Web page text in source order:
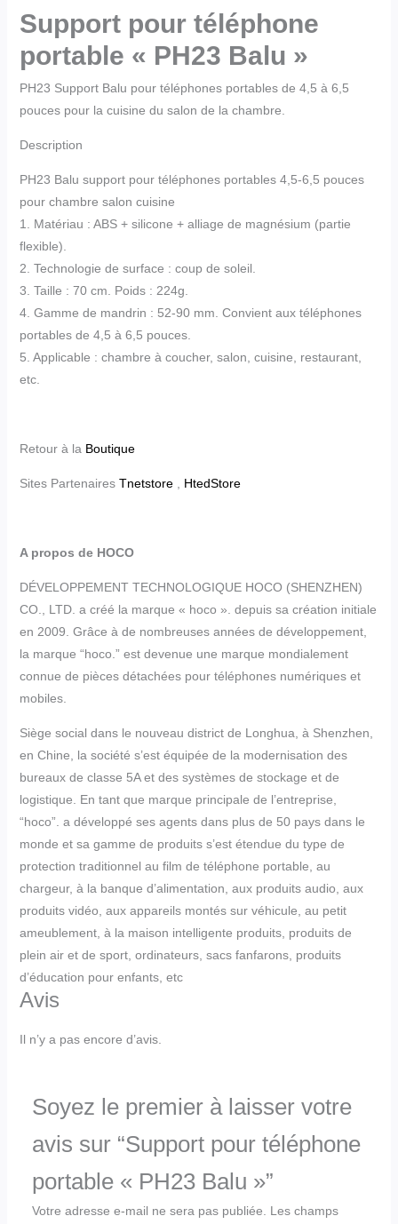
Support pour téléphone
portable « PH23 Balu »
PH23 Support Balu pour téléphones portables de 4,5 à 6,5
pouces pour la cuisine du salon de la chambre.
Description
PH23 Balu support pour téléphones portables 4,5-6,5 pouces
pour chambre salon cuisine
1. Matériau : ABS + silicone + alliage de magnésium (partie
flexible).
2. Technologie de surface : coup de soleil.
3. Taille : 70 cm. Poids : 224g.
4. Gamme de mandrin : 52-90 mm. Convient aux téléphones
portables de 4,5 à 6,5 pouces.
5. Applicable : chambre à coucher, salon, cuisine, restaurant,
etc.
Retour à la Boutique
Sites PartenairesTnetstore, HtedStore
A propos de HOCO
DÉVELOPPEMENT TECHNOLOGIQUE HOCO (SHENZHEN)
CO., LTD. a créé la marque « hoco ». depuis sa création initiale
en 2009. Grâce à de nombreuses années de développement,
la marque “hoco.” est devenue une marque mondialement
connue de pièces détachées pour téléphones numériques et
mobiles.
Siège social dans le nouveau district de Longhua, à Shenzhen,
en Chine, la société s’est équipée de la modernisation des
bureaux de classe 5A et des systèmes de stockage et de
logistique. En tant que marque principale de l’entreprise,
“hoco”. a développé ses agents dans plus de 50 pays dans le
monde et sa gamme de produits s’est étendue du type de
protection traditionnel au film de téléphone portable, au
chargeur, à la banque d’alimentation, aux produits audio, aux
produits vidéo, aux appareils montés sur véhicule, au petit
ameublement, à la maison intelligente produits, produits de
plein air et de sport, ordinateurs, sacs fanfarons, produits
d’éducation pour enfants, etc
Avis
Il n’y a pas encore d’avis.
Soyez le premier à laisser votre
avis sur “Support pour téléphone
portable « PH23 Balu »”
Votre adresse e-mail ne sera pas publiée.
Les champs